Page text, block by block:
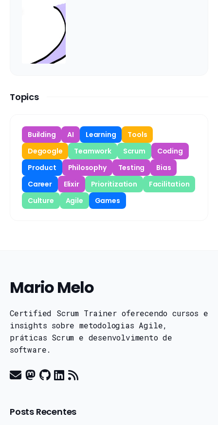
Topics
Building AI Learning
Tools
Degoogle
Teamwork Scrum
Coding
Product
Philosophy Testing
Bias
Career
Elixir Prioritization
Facilitation
Culture
Agile Games
Mario Melo
Certified Scrum Trainer oferecendo cursos e
insights sobre metodologias Agile,
práticas Scrum e desenvolvimento de
software.
Posts Recentes